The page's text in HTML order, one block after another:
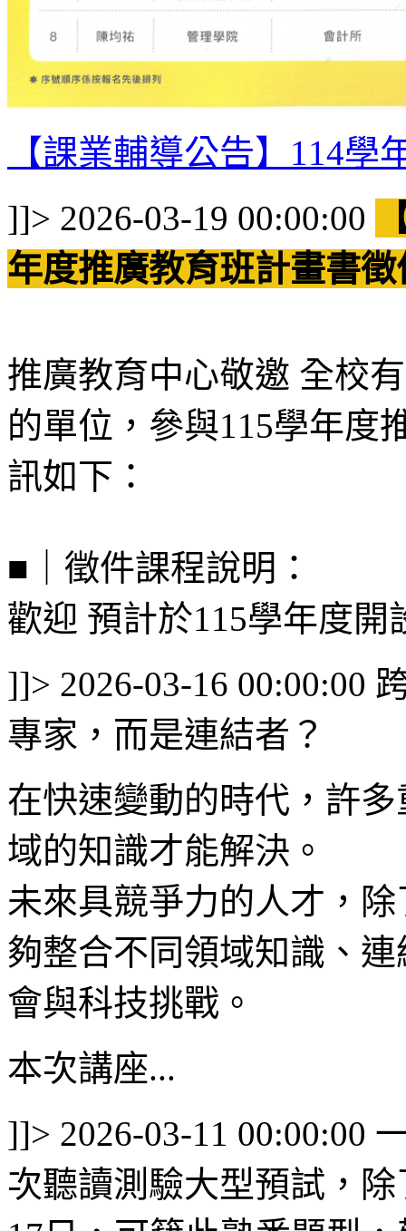
【課業輔導公告】114
]]> 2026-03-19 00:00:00
年度推廣教育班計畫書
推廣教育中心敬邀 全校
的單位，參與115學年度
訊如下：
■｜徵件課程說明：
歡迎 預計於115學年度開
]]> 2026-03-16 00:00:00
專家，而是連結者？
在快速變動的時代，許
域的知識才能解決。
未來具競爭力的人才，
夠整合不同領域知識、
會與科技挑戰。
本次講座...
]]> 2026-03-11 00:00:00
次聽讀測驗大型預試，